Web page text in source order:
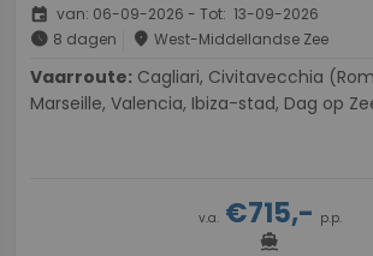
event van: 06-09-2026 - Tot: 13-09-2026
schedule 8 dagen place West-Middellandse Zee
Vaarroute:
Marseille, Valencia, Ibiza-stad, Dag op
v.a.€715,- p.p.
directions_boat